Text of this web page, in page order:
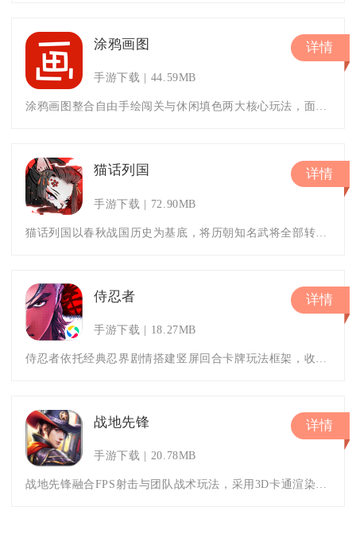
涂鸦画图
手游下载 44.59MB
详情
涂鸦画图整合自由手绘闯关与休闲填色两大核心玩法，面向全年龄段绘画爱好者打造线上创作空间，内置上百款画笔、海量线稿模板与分
猫话列国
手游下载 72.90MB
详情
侍忍者
手游下载 18.27MB
详情
战地先锋
手游下载 20.78MB
详情
战地先锋融合FPS射击与团队战术玩法，采用3D卡通渲染打造多场景对战地图，主打六大差异化职业搭配多元竞技副本。游戏兼顾单